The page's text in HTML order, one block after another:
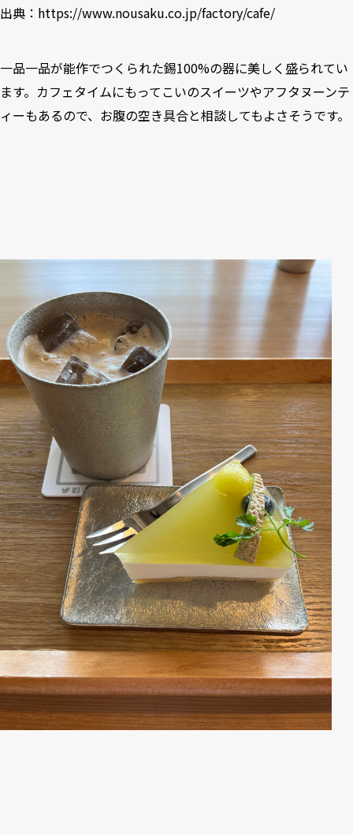
出典： https://www.nousaku.co.jp/factory/cafe/
一品一品が能作でつくられた錫100%の器に美しく盛られてい
ます。カフェタイムにもってこいのスイーツやアフタヌーンテ
ィーもあるので、お腹の空き具合と相談してもよさそうです。